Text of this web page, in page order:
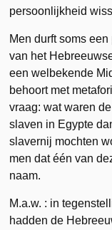
persoonlijkheid
Men durft soms
van het
een welbekende
behoort met
vraag: wat waren
slaven in Egypte
slavernij mochten
men dat één van
naam.
M.a.w. : in
hadden de